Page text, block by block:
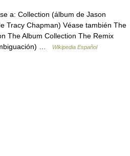
a: Collection (álbum de Jason
Tracy Chapman) Véase también The
The Album Collection The Remix
…
Wikipedia Español